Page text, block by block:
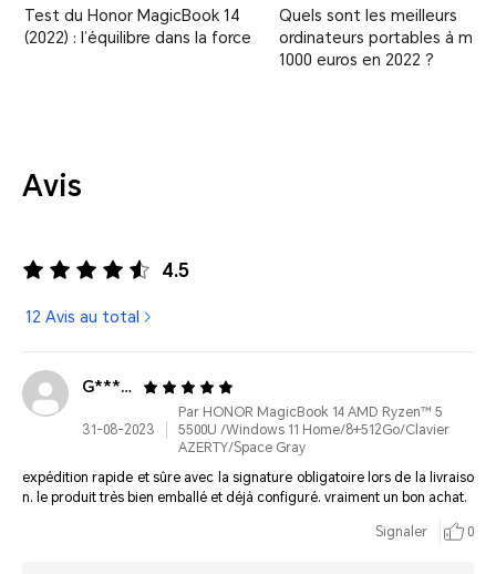
Test du Honor MagicBook 14
(2022) : l’équilibre dans la force
Quels sont les meilleurs
ordinateurs portables à
1000 euros en 2022 ?
Avis
4.5
12 Avis au total
G*****
31-08-2023
Par HONOR MagicBook 14 AMD Ryzen™ 5
5500U /Windows 11 Home/8+512Go/Clavier
AZERTY/Space Gray
expédition rapide et sûre avec la signature obligatoire lors de la livraiso
n. le produit très bien emballé et déjà configuré. vraiment un bon achat.
Signaler 0